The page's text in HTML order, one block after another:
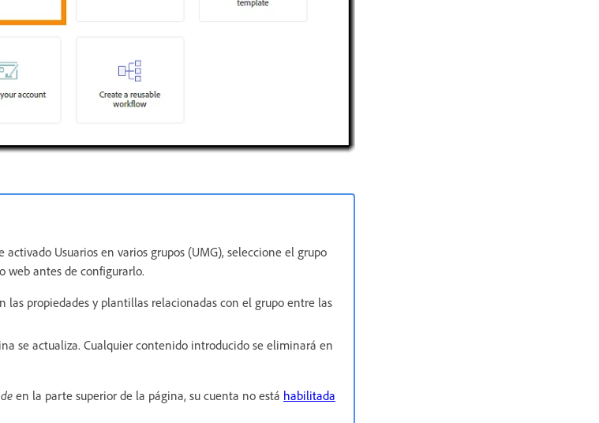
Usuarios en varios grupos (UMG), seleccione el grupo
web antes de configurarlo.
las propiedades y plantillas relacionadas con el grupo entre las
se actualiza. Cualquier contenido introducido se eliminará en
en la parte superior de la página, su cuenta no está habilitada